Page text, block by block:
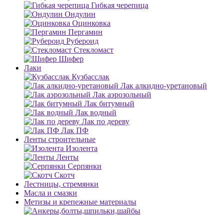
Гибкая черепица
Ондулин
Оцинковка
Пергамин
Рубероид
Стекломаст
Шифер
Лаки
Кузбасслак
Лак алкидно-уретановый
Лак аэрозольный
Лак битумный
Лак водный
Лак по дереву
Лак ПФ
Ленты строительные
Изолента
Ленты
Серпянки
Скотч
Лестницы, стремянки
Масла и смазки
Метизы и крепежные материалы